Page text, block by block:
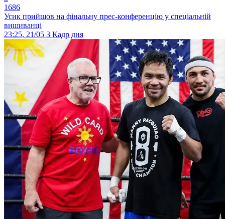
1686
Усик прийшов на фінальну прес-конференцію у спеціальній
вишиванці
23:25, 21/05 3 Кадр дня